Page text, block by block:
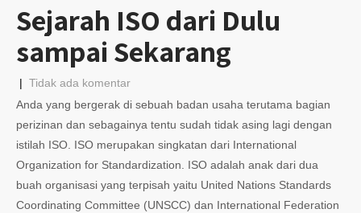
Sejarah ISO dari Dulu
sampai Sekarang
| Tidak ada komentar
Anda yang bergerak di sebuah badan usaha terutama bagian
perizinan dan sebagainya tentu sudah tidak asing lagi dengan
istilah ISO. ISO merupakan singkatan dari International
Organization for Standardization. ISO adalah anak dari dua
buah organisasi yang terpisah yaitu United Nations Standards
Coordinating Committee (UNSCC) dan International Federation